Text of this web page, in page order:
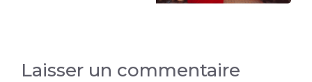
Laisser un commentaire